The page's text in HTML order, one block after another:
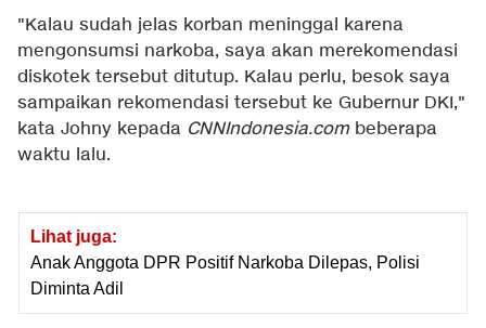
"Kalau sudah jelas korban meninggal karena
mengonsumsi narkoba, saya akan merekomendasi
diskotek tersebut ditutup. Kalau perlu, besok saya
sampaikan rekomendasi tersebut ke Gubernur DKI,"
kata Johny kepada CNNIndonesia.combeberapa
waktu lalu.
Lihat juga:
Anak Anggota DPR Positif Narkoba Dilepas, Polisi
Diminta Adil